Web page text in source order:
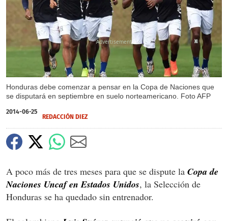
Honduras debe comenzar a pensar en la Copa de Naciones que
se disputará en septiembre en suelo norteamericano. Foto AFP
X
2014-06-25
REDACCIÓN DIEZ
A poco más de tres meses para que se dispute la Copa de
Naciones Uncaf en Estados Unidos, la Selección de
Honduras se ha quedado sin entrenador.